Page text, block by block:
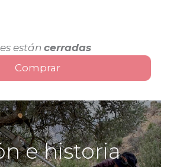
están cerradas
Comprar
e historia